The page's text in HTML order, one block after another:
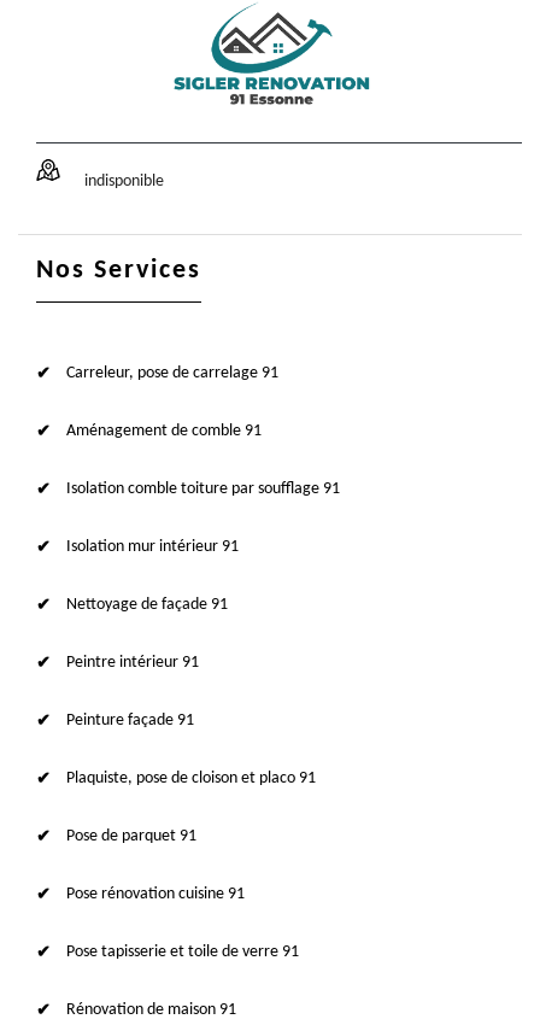
indisponible
Nos Services
Carreleur, pose de carrelage 91
Aménagement de comble 91
Isolation comble toiture par soufflage 91
Isolation mur intérieur 91
Nettoyage de façade 91
Peintre intérieur 91
Peinture façade 91
Plaquiste, pose de cloison et placo 91
Pose de parquet 91
Pose rénovation cuisine 91
Pose tapisserie et toile de verre 91
Rénovation de maison 91